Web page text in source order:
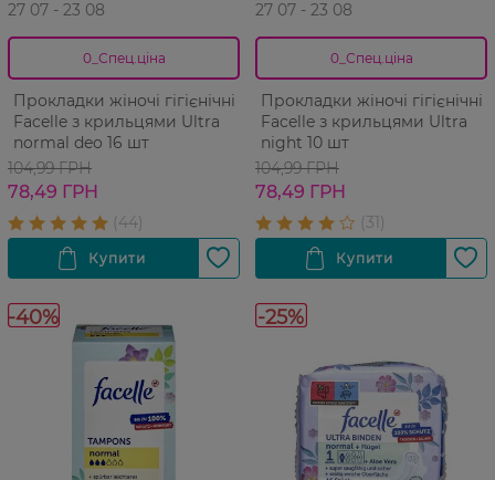
27 07 - 23 08
0_Спец.ціна
Прокладки жіночі гігієнічні
Facelle з крильцями Ultra
normal deo 16 шт
104,99 ГРН
78,49 ГРН
27 07 - 23 08
0_Спец.ціна
Прокладки жіночі гігієнічні
Facelle з крильцями Ultra
night 10 шт
104,99 ГРН
78,49 ГРН
-40% -25%